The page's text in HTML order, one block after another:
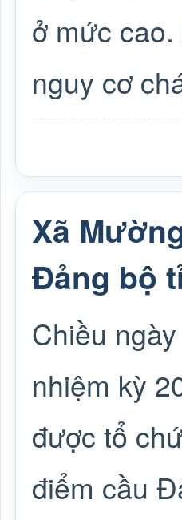
ở mức
nguy cơ
Xã
Đảng bộ
Chiều
nhiệm kỳ
được tổ
điểm cầu